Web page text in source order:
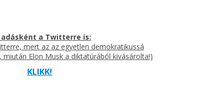
adásként a Twitterre is:
mert az az egyetlen demokratikussá
Elon Musk a diktatúrából kivásárolta!)
KLIKK!